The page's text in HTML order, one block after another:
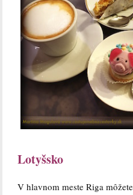
Lotyšsko
V hlavnom meste Riga